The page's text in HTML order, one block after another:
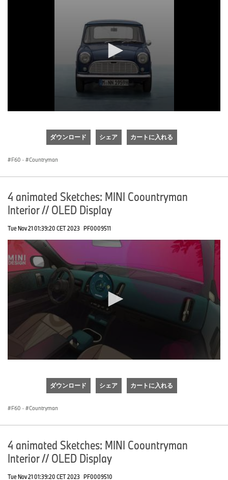
ダウンロード シェア カートに入れる
F60 · Countryman
4 animated Sketches: MINI Coountryman
Interior // OLED Display
Tue Nov 21 01:39:20 CET 2023 PF0009511
ダウンロード シェア カートに入れる
F60 · Countryman
4 animated Sketches: MINI Coountryman
Interior // OLED Display
Tue Nov 21 01:39:20 CET 2023 PF0009510